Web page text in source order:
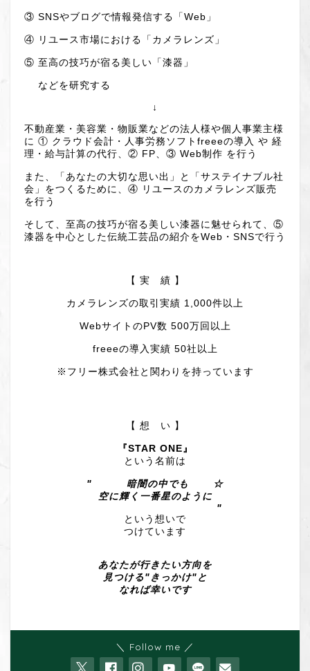
③ SNSやブログで情報発信する「Web」
④ リユース市場における「カメラレンズ」
⑤ 至高の技巧が宿る美しい「漆器」
などを研究する
↓
不動産業・美容業・物販業などの法人様や個人事業主様
に ① クラウド会計・人事労務ソフトfreeeの導入 や 経
理・給与計算の代行、② FP、③ Web制作 を行う
また、「あなたの大切な思い出」と「サステイナブル社
会」をつくるために、④ リユースのカメラレンズ販売
を行う
そして、至高の技巧が宿る美しい漆器に魅せられて、⑤
漆器を中心とした伝統工芸品の紹介をWeb・SNSで行う
【 実 績 】
カメラレンズの取引実績 1,000件以上
WebサイトのPV数 500万回以上
freeeの導入実績 50社以上
※フリー株式会社と関わりを持っています
【 想 い 】
『STAR ONE』
という名前は
" 暗闇の中でも ☆
空に輝く一番星のように
"
という想いで
つけています
あなたが行きたい方向を
見つける"きっかけ"と
なれば幸いです
＼ Follow me ／